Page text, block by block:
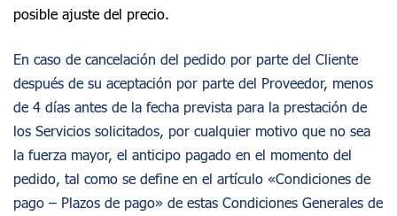
posible ajuste del precio.
En caso de cancelación del pedido por parte del Cliente
después de su aceptación por parte del Proveedor, menos
de 4 días antes de la fecha prevista para la prestación de
los Servicios solicitados, por cualquier motivo que no sea
la fuerza mayor, el anticipo pagado en el momento del
pedido, tal como se define en el artículo «Condiciones de
pago – Plazos de pago» de estas Condiciones Generales de